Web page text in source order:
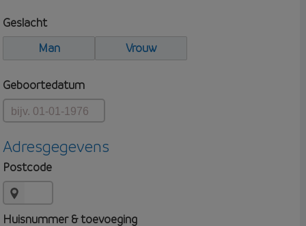
Geslacht
Man
Vrouw
Geboortedatum
Adresgegevens
Postcode
Huisnummer & toevoeging